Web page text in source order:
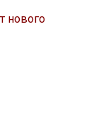
нового